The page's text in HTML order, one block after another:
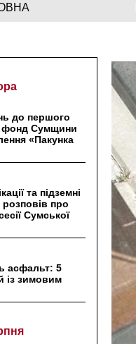
до першого
фонд Сумщини
«Пакунка
та підземні
про
Сумської
асфальт: 5
із зимовим